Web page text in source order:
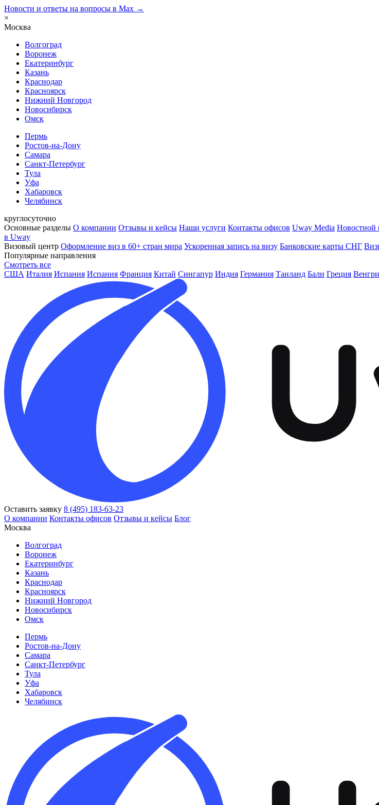
Новости и ответы на вопросы в Max →
×
Москва
Волгоград
Воронеж
Екатеринбург
Казань
Краснодар
Красноярск
Нижний Новгород
Новосибирск
Омск
Пермь
Ростов-на-Дону
Самара
Санкт-Петербург
Тула
Уфа
Хабаровск
Челябинск
круглосуточно
Основные разделы О компании Отзывы и кейсы Наши услуги Контакты офисов Uway Media Новостной
в Uway
Визовый центр Оформление виз в 60+ стран мира Ускоренная запись на визу Банковские карты СНГ
Популярные направления
Смотреть все
США Италия Испания Испания Франция Китай Сингапур Индия Германия Таиланд Бали Греция
Оставить заявку 8 (495) 183-63-23
О компании Контакты офисов Отзывы и кейсы Блог
Москва
Волгоград
Воронеж
Екатеринбург
Казань
Краснодар
Красноярск
Нижний Новгород
Новосибирск
Омск
Пермь
Ростов-на-Дону
Самара
Санкт-Петербург
Тула
Уфа
Хабаровск
Челябинск